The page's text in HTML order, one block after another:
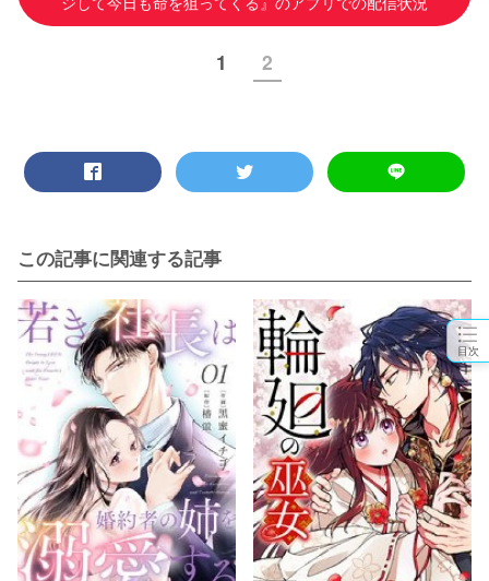
目次
1 2
この記事に関連する記事